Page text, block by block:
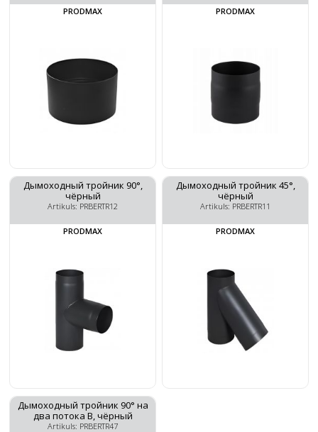
PRODMAX PRODMAX
Дымоходный тройник 90°,
чёрный
Artikuls: PRBERTR12
PRODMAX
Дымоходный тройник 45°,
чёрный
Artikuls: PRBERTR11
PRODMAX
Дымоходный тройник 90° на
два потока B, чёрный
Artikuls: PRBERTR47